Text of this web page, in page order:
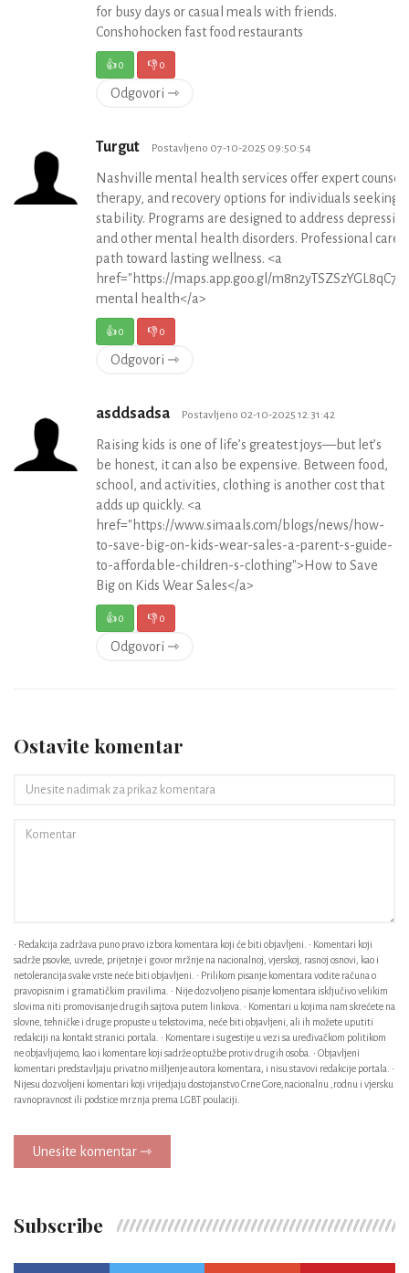
for busy days or casual meals with friends.
Conshohocken fast food restaurants
👍0 👎0
Odgovori ⇾
Turgut Postavljeno 07-10-2025 09:50:54
Nashville mental health services offer expert
therapy, and recovery options for individuals seeking
stability. Programs are designed to address
and other mental health disorders. Professional care
path toward lasting wellness. <a
href="https://maps.app.goo.gl/
mental health</a>
👍0 👎0
Odgovori ⇾
asddsadsa Postavljeno 02-10-2025 12:31:42
Raising kids is one of life’s greatest joys—but let’s
be honest, it can also be expensive. Between food,
school, and activities, clothing is another cost that
adds up quickly. <a
href="https://www.simaals.com/blogs/news/how-
to-save-big-on-kids-wear-sales-a-parent-s-guide-
to-affordable-children-s-clothing">How to Save
Big on Kids Wear Sales</a>
👍0 👎0
Odgovori ⇾
Ostavite komentar
• Redakcija zadržava puno pravo izbora komentara koji će biti objavljeni. • Komentari koji
sadrže psovke, uvrede, prijetnje i govor mržnje na nacionalnoj, vjerskoj, rasnoj osnovi, kao i
netolerancija svake vrste neće biti objavljeni. • Prilikom pisanje komentara vodite računa o
pravopisnim i gramatičkim pravilima. • Nije dozvoljeno pisanje komentara isključivo velikim
slovima niti promovisanje drugih sajtova putem linkova. • Komentari u kojima nam skrećete na
slovne, tehničke i druge propuste u tekstovima, neće biti objavljeni, ali ih možete uputiti
redakciji na kontakt stranici portala. • Komentare i sugestije u vezi sa uređivačkom politikom
ne objavljujemo, kao i komentare koji sadrže optužbe protiv drugih osoba. • Objavljeni
komentari predstavljaju privatno mišljenje autora komentara, i nisu stavovi redakcije portala. •
Nijesu dozvoljeni komentari koji vrijedjaju dostojanstvo Crne Gore,nacionalnu ,rodnu i vjersku
ravnopravnost ili podstice mrznja prema LGBT poulaciji.
Unesite komentar ⇾
Subscribe